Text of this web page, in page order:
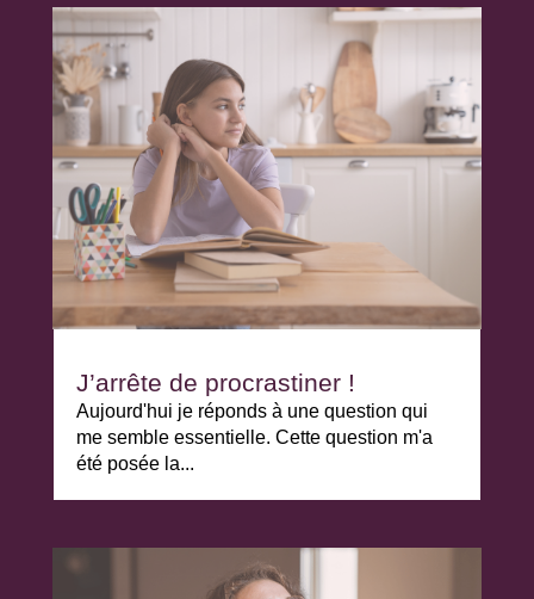
J’arrête de procrastiner !
Aujourd'hui je réponds à une question qui
me semble essentielle. Cette question m'a
été posée la...